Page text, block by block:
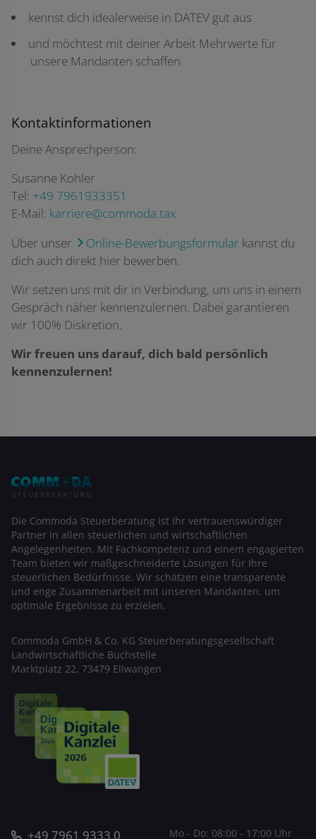
kennst dich idealerweise in DATEV gut aus
und möchtest mit deiner Arbeit Mehrwerte für
unsere Mandanten schaffen
Kontaktinformationen
Deine Ansprechperson:
Susanne Kohler
Tel: +49 7961933351
E-Mail: karriere@commoda.tax
Über unser
Online-Bewerbungsformular kannst du
dich auch direkt hier bewerben.
Wir setzen uns mit dir in Verbindung, um uns in einem
Gespräch näher kennenzulernen. Dabei garantieren
wir 100% Diskretion.
Wir freuen uns darauf, dich bald persönlich
kennenzulernen!
Die Commoda Steuerberatung ist Ihr vertrauenswürdiger
Partner in allen steuerlichen und wirtschaftlichen
Angelegenheiten. Mit Fachkompetenz und einem engagierten
Team bieten wir maßgeschneiderte Lösungen für Ihre
steuerlichen Bedürfnisse. Wir schätzen eine transparente
und enge Zusammenarbeit mit unseren Mandanten, um
optimale Ergebnisse zu erzielen.
Commoda GmbH & Co. KG Steuerberatungsgesellschaft
Landwirtschaftliche Buchstelle
Marktplatz 22, 73479 Ellwangen
+49 7961 9333 0 Mo - Do: 08:00 - 17:00 Uhr